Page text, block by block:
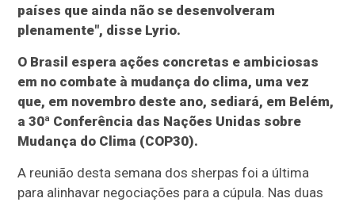
países que ainda não se desenvolveram
plenamente", disse Lyrio.
O Brasil espera ações concretas e ambiciosas
em no combate à mudança do clima, uma vez
que, em novembro deste ano, sediará, em Belém,
a 30ª Conferência das Nações Unidas sobre
Mudança do Clima (COP30).
A reunião desta semana dos sherpas foi a última
para alinhavar negociações para a cúpula. Nas duas